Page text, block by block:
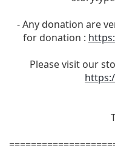
- Any donation are
for donation :
Please visit our